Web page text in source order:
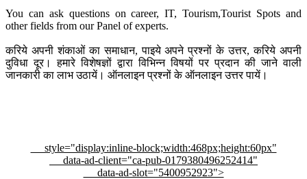
You can ask questions on career, IT, Tourism,Tourist Spots and
other fields from our Panel of experts.
करिये अपनी शंकाओं का समाधान, पाइये अपने प्रश्नों के उत्तर, करिये अपनी
दुविधा दूर। हमारे विशेषज्ञों द्वारा विभिन्न विषयों पर प्रदान की जाने वाली
जानकारी का लाभ उठायें। ऑनलाइन प्रश्नों के ऑनलाइन उत्तर पायें।
style="display:inline-block;width:468px;height:60px"
data-ad-client="ca-pub-0179380496252414"
data-ad-slot="5400952923">